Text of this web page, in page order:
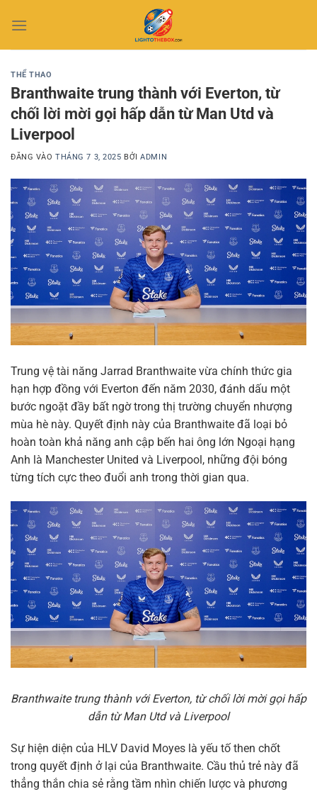
qua
THỂ THAO
Branthwaite trung thành với Everton, từ
chối lời mời gọi hấp dẫn từ Man Utd và
Liverpool
ĐĂNG VÀOTHÁNG 7 3, 2025 BỞIADMIN
Trung vệ tài năng Jarrad Branthwaite vừa chính thức gia
hạn hợp đồng với Everton đến năm 2030, đánh dấu một
bước ngoặt đầy bất ngờ trong thị trường chuyển nhượng
mùa hè này. Quyết định này của Branthwaite đã loại bỏ
hoàn toàn khả năng anh cập bến hai ông lớn Ngoại hạng
Anh là Manchester United và Liverpool, những đội bóng
từng tích cực theo đuổi anh trong thời gian qua.
Branthwaite trung thành với Everton, từ chối lời mời gọi hấp
dẫn từ Man Utd và Liverpool
Sự hiện diện của HLV David Moyes là yếu tố then chốt
trong quyết định ở lại của Branthwaite. Cầu thủ trẻ này đã
thẳng thắn chia sẻ rằng tầm nhìn chiến lược và phương